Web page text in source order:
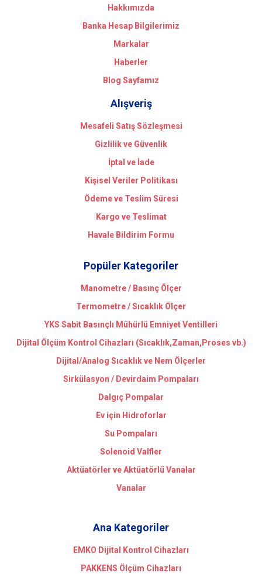
Hakkımızda
Banka Hesap Bilgilerimiz
Markalar
Haberler
Blog Sayfamız
Alışveriş
Mesafeli Satış Sözleşmesi
Gizlilik ve Güvenlik
İptal ve İade
Kişisel Veriler Politikası
Ödeme ve Teslim Süresi
Kargo ve Teslimat
Havale Bildirim Formu
Popüler Kategoriler
Manometre / Basınç Ölçer
Termometre / Sıcaklık Ölçer
YKS Sabit Basınçlı Mühürlü Emniyet Ventilleri
Dijital Ölçüm Kontrol Cihazları (Sıcaklık,Zaman,Proses vb.)
Dijital/Analog Sıcaklık ve Nem Ölçerler
Sirkülasyon / Devirdaim Pompaları
Dalgıç Pompalar
Ev için Hidroforlar
Su Pompaları
Solenoid Valfler
Aktüatörler ve Aktüatörlü Vanalar
Vanalar
Ana Kategoriler
EMKO Dijital Kontrol Cihazları
PAKKENS Ölçüm Cihazları